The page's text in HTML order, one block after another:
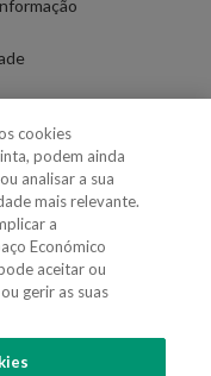
Marca
cookies
podem ainda
analisar a sua
mais relevante.
a
Económico
aceitar ou
gerir as suas